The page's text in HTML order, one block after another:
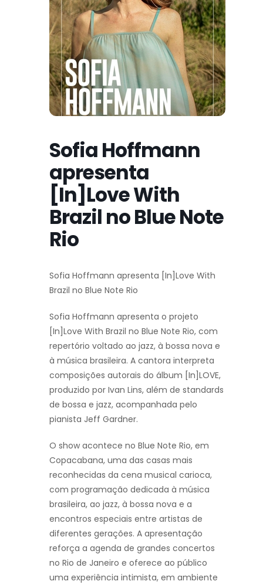
Sofia Hoffmann
apresenta
[In]Love With
Brazil no Blue Note
Rio
Sofia Hoffmann apresenta [In]Love With
Brazil no Blue Note Rio
Sofia Hoffmann apresenta o projeto
[In]Love With Brazil no Blue Note Rio, com
repertório voltado ao jazz, à bossa nova e
à música brasileira. A cantora interpreta
composições autorais do álbum [In]LOVE,
produzido por Ivan Lins, além de standards
de bossa e jazz, acompanhada pelo
pianista Jeff Gardner.
O show acontece no Blue Note Rio, em
Copacabana, uma das casas mais
reconhecidas da cena musical carioca,
com programação dedicada à música
brasileira, ao jazz, à bossa nova e a
encontros especiais entre artistas de
diferentes gerações. A apresentação
reforça a agenda de grandes concertos
no Rio de Janeiro e oferece ao público
uma experiência intimista, em ambiente